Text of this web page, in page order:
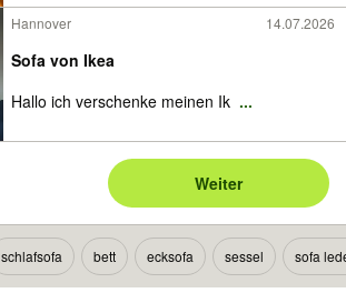
Hannover 14.07.2026
Sofa von Ikea
Hallo ich verschenke meinen Ik ...
Weiter
schlafsofa bett ecksofa sessel sofa